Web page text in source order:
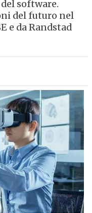
software.
del futuro nel
e da Randstad